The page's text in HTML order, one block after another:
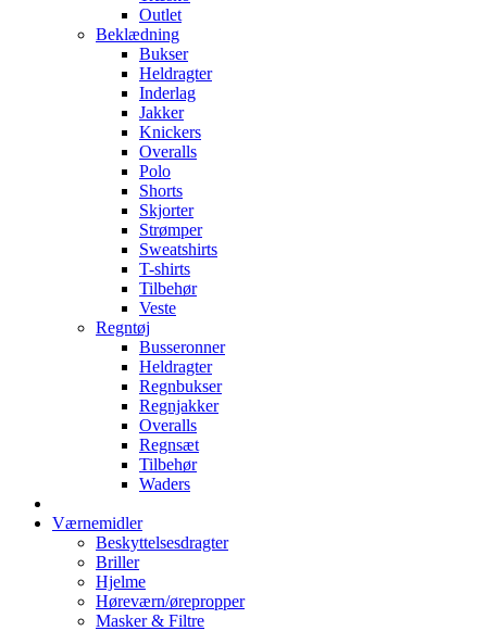
Outlet
Beklædning
Bukser
Heldragter
Inderlag
Jakker
Knickers
Overalls
Polo
Shorts
Skjorter
Strømper
Sweatshirts
T-shirts
Tilbehør
Veste
Regntøj
Busseronner
Heldragter
Regnbukser
Regnjakker
Overalls
Regnsæt
Tilbehør
Waders
Værnemidler
Beskyttelsesdragter
Briller
Hjelme
Høreværn/ørepropper
Masker & Filtre